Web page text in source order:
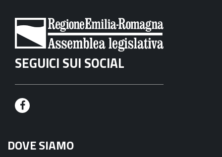
SEGUICI SUI SOCIAL
F
c
DOVE SIAMO